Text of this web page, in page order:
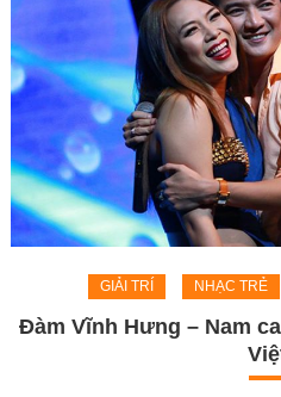
GIẢI TRÍ NHẠC TRẺ
Đàm Vĩnh Hưng – Nam